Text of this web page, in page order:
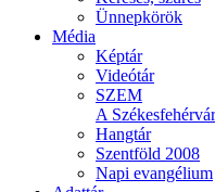
Ünnepkörök
Média
Képtár
Videótár
SZEM
A
Hangtár
Szentföld 2008
Napi evangélium